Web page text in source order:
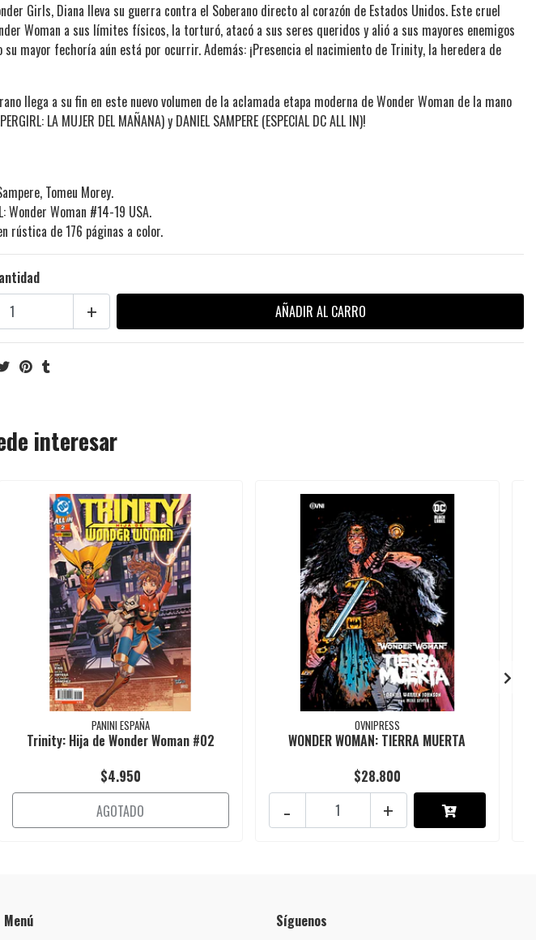
Girls, Diana lleva su guerra contra el Soberano directo al corazón de Estados Unidos. Este cruel
Woman a sus límites físicos, la torturó, atacó a sus seres queridos y alió a sus mayores enemigos
su mayor fechoría aún está por ocurrir. Además: ¡Presencia el nacimiento de Trinity, la heredera de
llega a su fin en este nuevo volumen de la aclamada etapa moderna de Wonder Woman de la mano
LA MUJER DEL MAÑANA) y DANIEL SAMPERE (ESPECIAL DC ALL IN)!
Tomeu Morey.
Wonder Woman #14-19 USA.
rústica de 176 páginas a color.
+
interesar
PANINI ESPAÑA
Trinity: Hija de Wonder Woman #02
$4.950
AGOTADO
OVNIPRESS
WONDER WOMAN: TIERRA MUERTA
$28.800
+
-
Menú Síguenos